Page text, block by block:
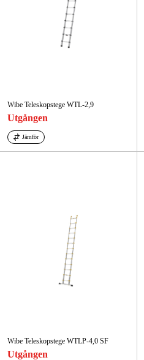
Wibe Teleskopstege WTL-2,9
Utgången
Jämför
Wibe Teleskopstege WTLP-4,0 SF
Utgången